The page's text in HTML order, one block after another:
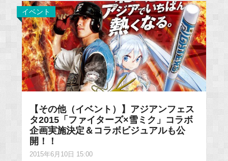
イベント
【その他（イベント）】アジアンフェス
タ2015「ファイターズ×雪ミク」コラボ
企画実施決定＆コラボビジュアルも公
開！！
2015年6月10日 15:00